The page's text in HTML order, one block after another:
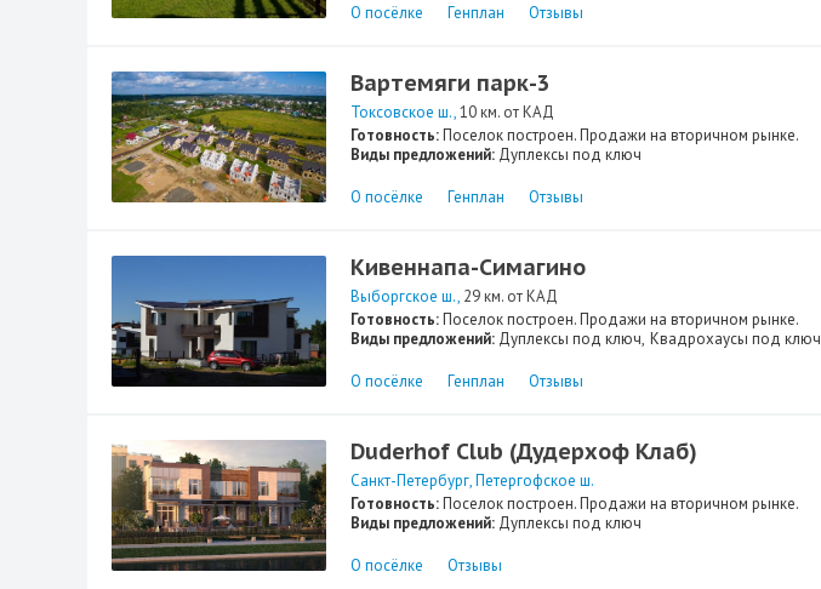
О посёлке Генплан Отзывы
Вартемяги парк-3
Токсовское ш. 10 км. от КАД
Готовность:Поселок построен. Продажи на вторичном рынке.
Виды предложений: Дуплексы под ключ
О посёлке Генплан Отзывы
Кивеннапа-Симагино
Выборгское ш. 29 км. от КАД
Готовность:Поселок построен. Продажи на вторичном рынке.
Виды предложений: Дуплексы под ключ Квадрохаусы под ключ
О посёлке Генплан Отзывы
Duderhof Club (Дудерхоф Клаб)
Санкт-Петербург Петергофское ш.
Готовность:Поселок построен. Продажи на вторичном рынке.
Виды предложений: Дуплексы под ключ
О посёлке Отзывы